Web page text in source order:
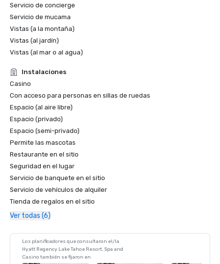
Servicio de concierge
Servicio de mucama
Vistas (a la montaña)
Vistas (al jardín)
Vistas (al mar o al agua)
Instalaciones
Casino
Con acceso para personas en sillas de ruedas
Espacio (al aire libre)
Espacio (privado)
Espacio (semi-privado)
Permite las mascotas
Restaurante en el sitio
Seguridad en el lugar
Servicio de banquete en el sitio
Servicio de vehículos de alquiler
Tienda de regalos en el sitio
Ver todas (6)
Los planificadores que consultaron el/la
Hyatt Regency Lake Tahoe Resort, Spa and
Casino también se fijaron en